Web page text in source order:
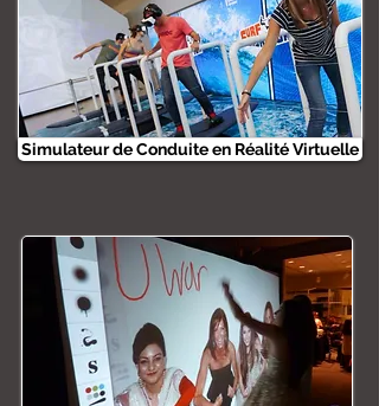
Simulateur de Conduite en Réalité Virtuelle